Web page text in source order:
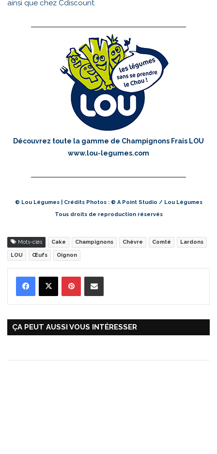
ainsi que chez Cdiscount.
Découvrez toute la gamme de Champignons Frais LOU
www.lou-legumes.com
© Lou Légumes | Crédits Photos : © A Point Studio / Lou Légumes
Tous droits de reproduction réservés
Mots-clés Cake Champignons Chèvre Comté Lardons
LOU Œufs Oignon
ÇA PEUT AUSSI VOUS INTÉRESSER